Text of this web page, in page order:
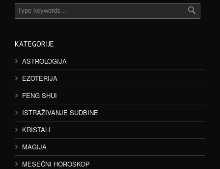
KATEGORIJE
ASTROLOGIJA
EZOTERIJA
FENG SHUI
ISTRAŽIVANJE SUDBINE
KRISTALI
MAGIJA
MESEČNI HOROSKOP